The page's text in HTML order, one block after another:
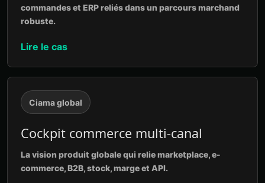
commandes et ERP reliés dans un parcours marchand
robuste.
Lire le cas
Ciama global
Cockpit commerce multi-canal
La vision produit globale qui relie marketplace, e-
commerce, B2B, stock, marge et API.